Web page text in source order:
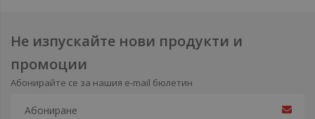
Не изпускайте нови продукти и
промоции
Абонирайте се за нашия e-mail бюлетин